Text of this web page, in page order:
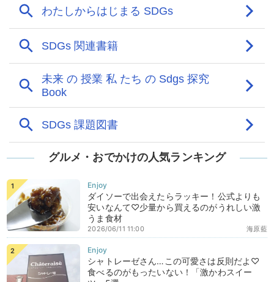
グルメ・おでかけの人気ランキング
ダイソーで出会えたらラッキー！公式よりも
安いなんて♡少量から買えるのがうれしい激
うま食材
海原藍
2026/06/11 11:00
シャトレーゼさん…この可愛さは反則だよ♡
食べるのがもったいない！「激かわスイー